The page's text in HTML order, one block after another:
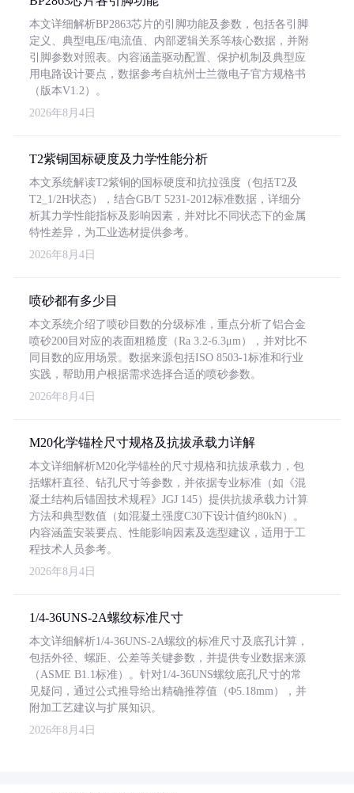
本文详细解析BP2863芯片的引脚功能及参数，包括各引脚
定义、典型电压/电流值、内部逻辑关系等核心数据，并附
引脚参数对照表。内容涵盖驱动配置、保护机制及典型应
用电路设计要点，数据参考自杭州士兰微电子官方规格书
（版本V1.2）。
2026年8月4日
T2紫铜国标硬度及力学性能分析
本文系统解读T2紫铜的国标硬度和抗拉强度（包括T2及
T2_1/2H状态），结合GB/T 5231-2012标准数据，详细分
析其力学性能指标及影响因素，并对比不同状态下的金属
特性差异，为工业选材提供参考。
2026年8月4日
喷砂都有多少目
本文系统介绍了喷砂目数的分级标准，重点分析了铝合金
喷砂200目对应的表面粗糙度（Ra 3.2-6.3μm），并对比不
同目数的应用场景。数据来源包括ISO 8503-1标准和行业
实践，帮助用户根据需求选择合适的喷砂参数。
2026年8月4日
M20化学锚栓尺寸规格及抗拔承载力详解
本文详细解析M20化学锚栓的尺寸规格和抗拔承载力，包
括螺杆直径、钻孔尺寸等参数，并依据专业标准（如《混
凝土结构后锚固技术规程》JGJ 145）提供抗拔承载力计算
方法和典型数值（如混凝土强度C30下设计值约80kN）。
内容涵盖安装要点、性能影响因素及选型建议，适用于工
程技术人员参考。
2026年8月4日
1/4-36UNS-2A螺纹标准尺寸
本文详细解析1/4-36UNS-2A螺纹的标准尺寸及底孔计算，
包括外径、螺距、公差等关键参数，并提供专业数据来源
（ASME B1.1标准）。针对1/4-36UNS螺纹底孔尺寸的常
见疑问，通过公式推导给出精确推荐值（Φ5.18mm），并
附加工艺建议与扩展知识。
2026年8月4日